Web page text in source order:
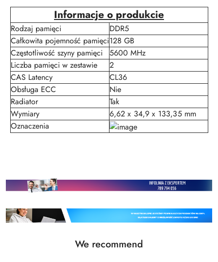
Informacje o produkcie
Rodzaj pamięci
DDR5
Całkowita pojemność pamięci128 GB
Częstotliwość szyny pamięci
5600 MHz
Liczba pamięci w zestawie
2
CAS Latency
CL36
Obsługa ECC
Nie
Radiator
Tak
Wymiary
6,62 x 34,9 x 133,35 mm
Oznaczenia
Skip the carousel of products
Status
We recommend